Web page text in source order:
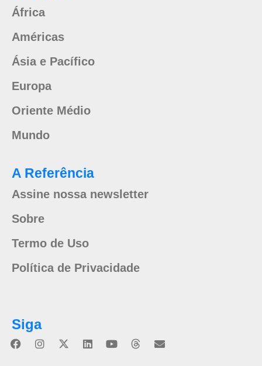
África
Américas
Ásia e Pacífico
Europa
Oriente Médio
Mundo
A Referência
Assine nossa newsletter
Sobre
Termo de Uso
Política de Privacidade
Siga